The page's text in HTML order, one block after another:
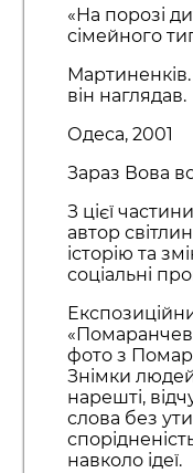
«На порозі
сімейного
він наглядав.
Одеса, 2001
Зараз Вова
З цієї
автор
історію та
соціальні
фото з
Знімки
нарешті,
слова без
навколо ідеї.